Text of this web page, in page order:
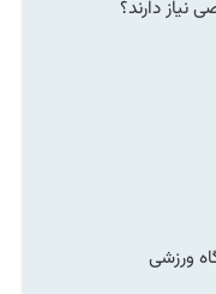
دارند؟
ورزشی